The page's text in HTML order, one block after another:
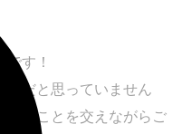
す！
要だと思っていません
することを交えながらご